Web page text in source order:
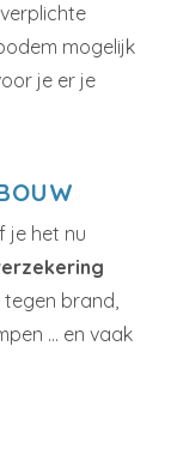
mogelijk
je er je
je het nu
tegen brand,
… en vaak